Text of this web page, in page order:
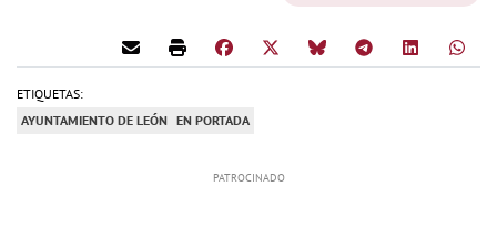
ETIQUETAS:
AYUNTAMIENTO DE LEÓN EN PORTADA